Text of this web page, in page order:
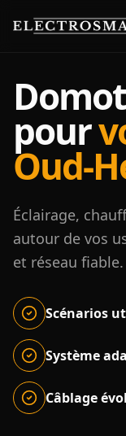
pour
Oud-
Éclairage,
autour de vos
et réseau fiable.
Scénarios
Système
Câblage